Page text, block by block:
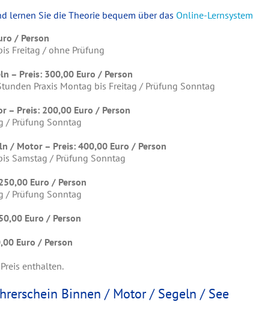
lernen Sie die Theorie bequem über das Online-Lernsystem
/ Person
Freitag / ohne Prüfung
– Preis: 300,00 Euro / Person
Praxis Montag bis Freitag / Prüfung Sonntag
– Preis: 200,00 Euro / Person
/ Prüfung Sonntag
/ Motor – Preis: 400,00 Euro / Person
Samstag / Prüfung Sonntag
Euro / Person
/ Prüfung Sonntag
Euro / Person
Euro / Person
enthalten.
Binnen / Motor / Segeln / See